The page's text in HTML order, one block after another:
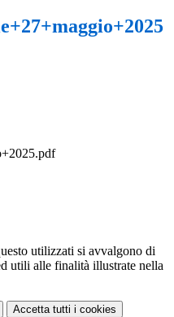
utilizzati si avvalgono di
utili alle finalità illustrate nella
Accetta tutti i cookies